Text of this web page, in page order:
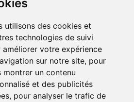
utilisons des cookies et
technologies de suivi
améliorer votre expérience
sur notre site, pour
montrer un contenu
et des publicités
pour analyser le trafic de